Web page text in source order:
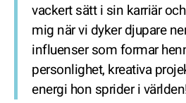
vackert sätt i sin karriär
mig när vi dyker djupare
influenser som formar
personlighet, kreativa
energi hon sprider i